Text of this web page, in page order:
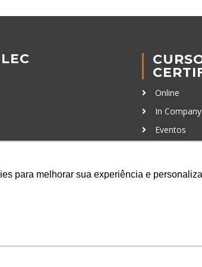
para melhorar sua experiência e
Online
In Company
Eventos